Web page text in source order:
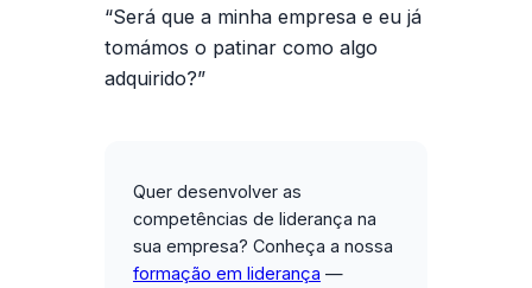
“Será que a minha empresa e eu já
tomámos o patinar como algo
adquirido?”
Quer desenvolver as
competências de liderança na
sua empresa? Conheça a nossa
formação em liderança —